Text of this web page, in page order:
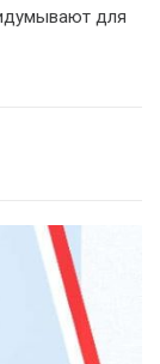
для